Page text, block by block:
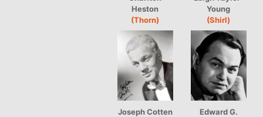
Heston
(Thorn)
Young
(Shirl)
Joseph Cotten
Edward G.